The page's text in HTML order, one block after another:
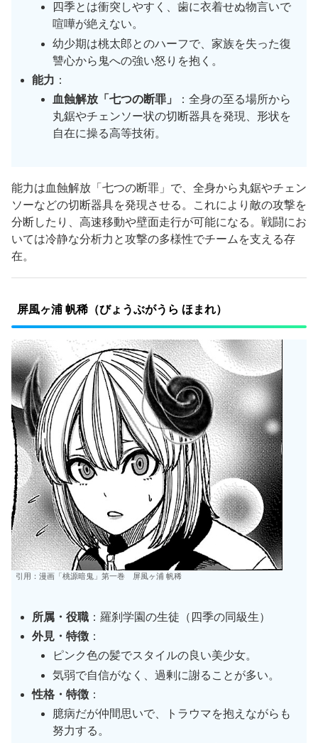
四季とは衝突しやすく、歯に衣着せぬ物言いで
喧嘩が絶えない。
幼少期は桃太郎とのハーフで、家族を失った復
讐心から鬼への強い怒りを抱く。
能力 ：
血蝕解放「七つの断罪」
：全身の至る場所から
丸鋸やチェンソー状の切断器具を発現、形状を
自在に操る高等技術。
能力は血蝕解放「七つの断罪」で、全身から丸鋸やチェン
ソーなどの切断器具を発現させる。これにより敵の攻撃を
分断したり、高速移動や壁面走行が可能になる。戦闘にお
いては冷静な分析力と攻撃の多様性でチームを支える存
在。
屏風ヶ浦 帆稀（びょうぶがうら ほまれ）
引用：漫画「桃源暗鬼」第一巻 屏風ヶ浦 帆稀
所属・役職 ：羅刹学園の生徒（四季の同級生）
外見・特徴 ：
ピンク色の髪でスタイルの良い美少女。
気弱で自信がなく、過剰に謝ることが多い。
性格・特徴 ：
臆病だが仲間思いで、トラウマを抱えながらも
努力する。